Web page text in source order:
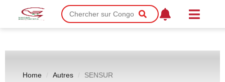
Home Autres SENSUR